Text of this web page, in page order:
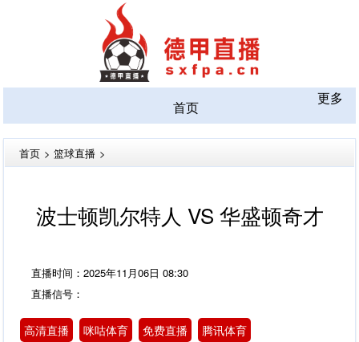
首页
更多
首页 > 篮球直播 >
波士顿凯尔特人 VS 华盛顿奇才
直播时间：2025年11月06日 08:30
直播信号：
高清直播 咪咕体育 免费直播 腾讯体育